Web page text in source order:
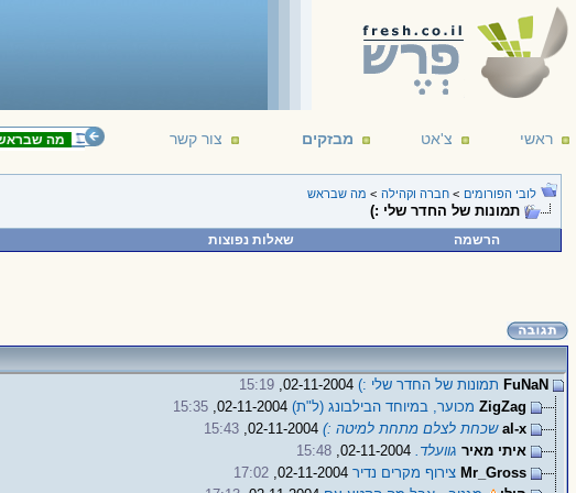
ראשי צ'אט מבזקים צור קשר מה שבראש
לובי הפורומים > חברה וקהילה > מה שבראש
תמונות של החדר שלי :)
הרשמה שאלות נפוצות
FuNaN תמונות של החדר שלי :)02-11-2004,
15:19
ZigZag מכוער, במיוחד הבילבונג (ל"ת)02-11-2004,
15:35
al-x שכחת לצלם מתחת למיטה :)02-11-2004,
15:43
איתי מאיר גוועלד.02-11-2004,
15:48
Mr_Gross צירוף מקרים נדיר02-11-2004,
17:02